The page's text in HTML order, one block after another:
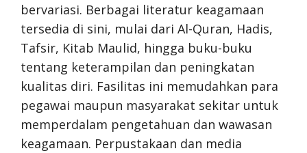
bervariasi. Berbagai literatur keagamaan
tersedia di sini, mulai dari Al-Quran, Hadis,
Tafsir, Kitab Maulid, hingga buku-buku
tentang keterampilan dan peningkatan
kualitas diri. Fasilitas ini memudahkan para
pegawai maupun masyarakat sekitar untuk
memperdalam pengetahuan dan wawasan
keagamaan. Perpustakaan dan media